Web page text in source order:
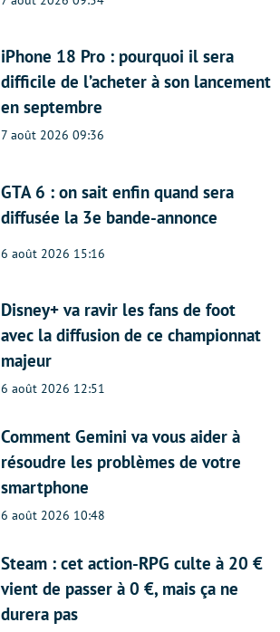
iPhone 18 Pro : pourquoi il sera
difficile de l’acheter à son lancement
en septembre
7 août 2026 09:36
GTA 6 : on sait enfin quand sera
diffusée la 3e bande-annonce
6 août 2026 15:16
Disney+ va ravir les fans de foot
avec la diffusion de ce championnat
majeur
6 août 2026 12:51
Comment Gemini va vous aider à
résoudre les problèmes de votre
smartphone
6 août 2026 10:48
Steam : cet action-RPG culte à 20 €
vient de passer à 0 €, mais ça ne
durera pas